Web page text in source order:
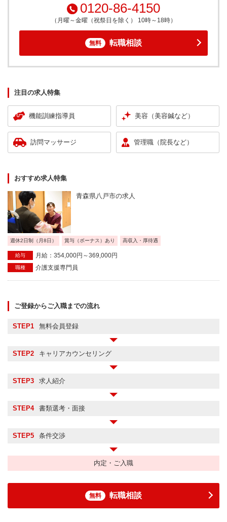
0120-86-4150
（月曜～金曜（祝祭日を除く） 10時～18時）
無料 転職相談
注目の求人特集
機能訓練指導員 美容（美容鍼など）
訪問マッサージ 管理職（院長など）
おすすめ求人特集
青森県八戸市の求人
週休2日制（月8日） 賞与（ボーナス）あり 高収入・厚待遇
給与 月給：354,000円～369,000円
職種 介護支援専門員
ご登録からご入職までの流れ
STEP1 無料会員登録
STEP2 キャリアカウンセリング
STEP3 求人紹介
STEP4 書類選考・面接
STEP5 条件交渉
内定・ご入職
無料 転職相談